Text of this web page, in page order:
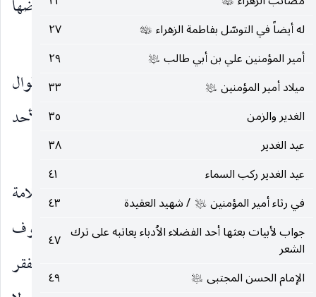
له أيضاً في التوسّل بفاطمة الزهراء عليها‌السلام
٢٧
أمير المؤمنين علي بن أبي طالب عليه‌السلام
٢٩
ميلاد أمير المؤمنين عليه‌السلام
٣٣
الغدير والزمن
٣٥
عيد الغدير
٣٨
عيد الغدير ركب السماء
٤١
في رثاء أمير المؤمنين عليه‌السلام / شهيد العقيدة
٤٣
جواب لأبيات بعثها أحد الفضلاء الاُدباء يعاتبه على ترك
الشعر
٤٧
الإمام الحسن المجتبى عليه‌السلام
٤٩
التي سقطت فيها الدولة الاُموية ، وقامت علی إنقاضها
الدولة العباسية.
وقد ورد من الإمام
الكثير من الروايات والأقوال
في مختلف المجالات نكتفي بذكر وصية من وصاياه لأحد
تلامذته « جابر بن عبد الله الجعفي » يقول
:
« واعلم أنّه لا علم كطلب السلامة ، ولا سلامة
كسلامة القلب ولا عقل كمخالفة الهوی ، ولا خوف
كخوف حاجز ، ولا رجاء كرجاء معين ، ولا فقر كفقر